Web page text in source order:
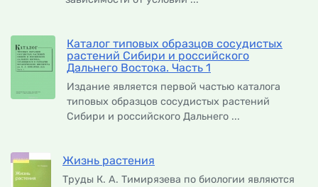
Каталог типовых образцов сосудистых
растений Сибири и российского
Дальнего Востока. Часть 1
Издание является первой частью каталога
типовых образцов сосудистых растений
Сибири и российского Дальнего ...
Жизнь растения
Труды К. А. Тимирязева по биологии являются